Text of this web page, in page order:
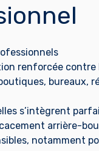
renforcée
s’intègrent
arrière-
notamment